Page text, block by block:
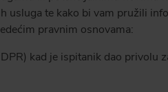
usluga te kako bi vam pružili
pravnim osnovama:
kad je ispitanik dao